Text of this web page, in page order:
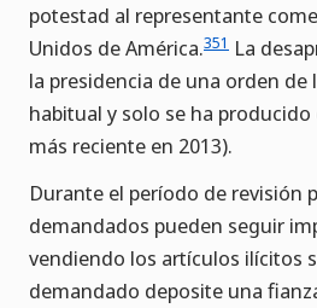
potestad al representante
Unidos de América.351 La
la presidencia de una orden de
habitual y solo se ha producido
más reciente en 2013).
Durante el período de revisión
demandados pueden seguir
vendiendo los artículos ilícitos
demandado deposite una